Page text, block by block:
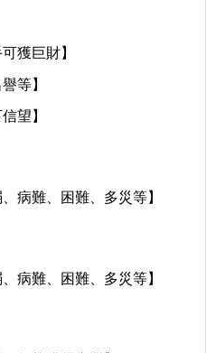
獲巨財】
等】
望】
病難、困難、多災等】
病難、困難、多災等】